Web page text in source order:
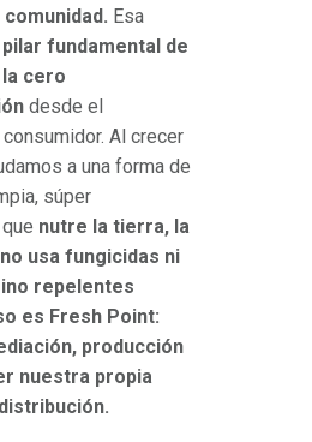
Esa
fundamental de
cero
desde el
Al crecer
a una forma de
súper
nutre la tierra, la
usa fungicidas ni
repelentes
es Fresh Point:
producción
nuestra propia